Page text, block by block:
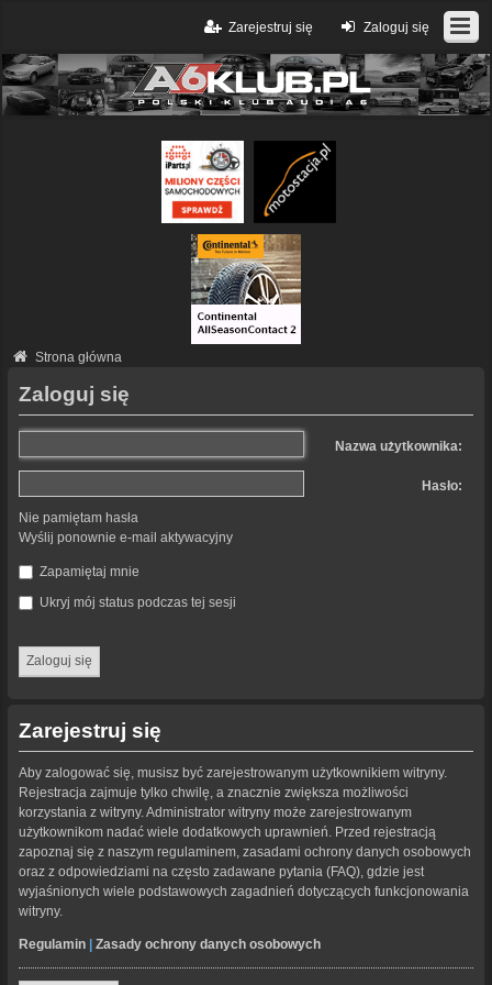
Zaloguj się
Zarejestruj się
Strona główna
Zaloguj się
Nazwa użytkownika:
Hasło:
Nie pamiętam hasła
Wyślij ponownie e-mail aktywacyjny
Zapamiętaj mnie
Ukryj mój status podczas tej sesji
Zarejestruj się
Aby zalogować się, musisz być zarejestrowanym użytkownikiem witryny.
Rejestracja zajmuje tylko chwilę, a znacznie zwiększa możliwości
korzystania z witryny. Administrator witryny może zarejestrowanym
użytkownikom nadać wiele dodatkowych uprawnień. Przed rejestracją
zapoznaj się z naszym regulaminem, zasadami ochrony danych osobowych
oraz z odpowiedziami na często zadawane pytania (FAQ), gdzie jest
wyjaśnionych wiele podstawowych zagadnień dotyczących funkcjonowania
witryny.
Regulamin Zasady ochrony danych osobowych